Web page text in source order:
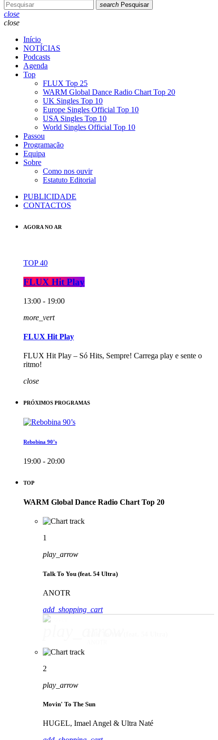
search Pesquisar
close
close
Início
NOTÍCIAS
Podcasts
Agenda
Top
FLUX Top 25
WARM Global Dance Radio Chart Top 20
UK Singles Top 10
Europe Singles Official Top 10
USA Singles Top 10
World Singles Official Top 10
Passou
Programação
Equipa
Sobre
Como nos ouvir
Estatuto Editorial
PUBLICIDADE
CONTACTOS
AGORA NO AR
TOP 40
FLUX Hit Play
13:00 - 19:00
more_vert
FLUX Hit Play
FLUX Hit Play – Só Hits, Sempre! Carrega play e sente o
ritmo!
close
PRÓXIMOS PROGRAMAS
Rebobina 90’s
19:00 - 20:00
TOP
WARM Global Dance Radio Chart Top 20
1
play_arrow
Talk To You (feat. 54 Ultra)
ANOTR
add_shopping_cart
2
play_arrow
Movin' To The Sun
HUGEL, Imael Angel & Ultra Naté